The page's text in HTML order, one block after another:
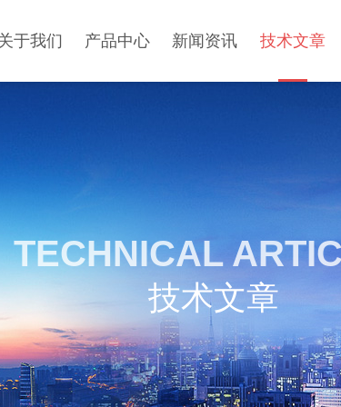
于我们 产品中心 新闻资讯 技术文章
TECHNICAL
技术文章